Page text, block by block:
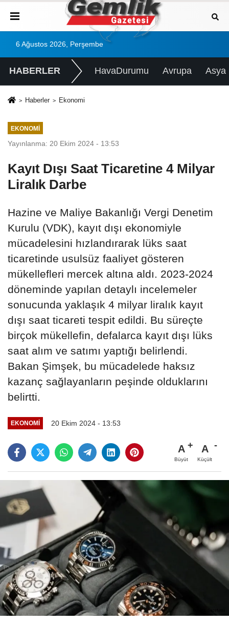
6 Ağustos 2026, Perşembe
HABERLER HavaDurumu Avrupa Asya
Haberler Ekonomi
EKONOMI
Yayınlanma: 20 Ekim 2024 - 13:53
Kayıt Dışı Saat Ticaretine 4 Milyar
Liralık Darbe
Hazine ve Maliye Bakanlığı Vergi Denetim
Kurulu (VDK), kayıt dışı ekonomiyle
mücadelesini hızlandırarak lüks saat
ticaretinde usulsüz faaliyet gösteren
mükellefleri mercek altına aldı. 2023-2024
döneminde yapılan detaylı incelemeler
sonucunda yaklaşık 4 milyar liralık kayıt
dışı saat ticareti tespit edildi. Bu süreçte
birçok mükellefin, defalarca kayıt dışı lüks
saat alım ve satımı yaptığı belirlendi.
Bakan Şimşek, bu mücadelede haksız
kazanç sağlayanların peşinde olduklarını
belirtti.
EKONOMI 20 Ekim 2024 - 13:53
A
Büyüt
A
Küçült